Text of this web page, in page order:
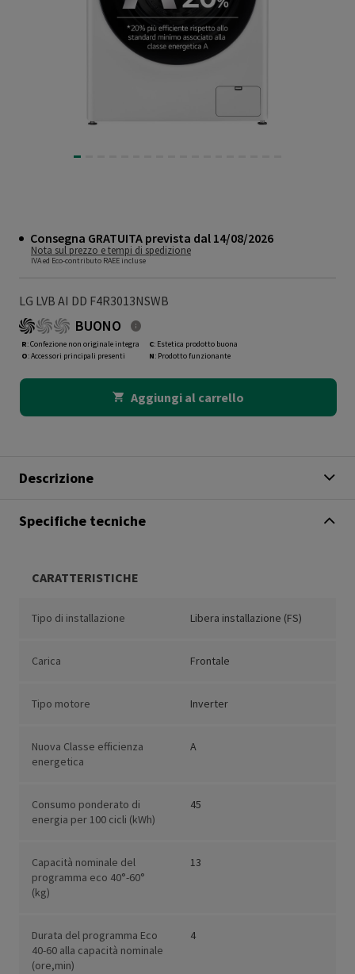
Consegna GRATUITA prevista dal 14/08/2026
Nota sul prezzo e tempi di spedizione
IVA ed Eco-contributo RAEE incluse
LG LVB AI DD F4R3013NSWB
BUONO
R: Confezione non originale integra
O: Accessori principali presenti
C: Estetica prodotto buona
N: Prodotto funzionante
Aggiungi al carrello
Descrizione
Specifiche tecniche
CARATTERISTICHE
Tipo di installazione Libera installazione (FS)
Carica Frontale
Tipo motore Inverter
Nuova Classe efficienza
energetica
A
Consumo ponderato di
energia per 100 cicli (kWh)
45
Capacità nominale del
programma eco 40°-60°
(kg)
13
Durata del programma Eco
40-60 alla capacità nominale
(ore,min)
4